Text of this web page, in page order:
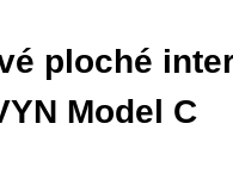
ploché
Model C